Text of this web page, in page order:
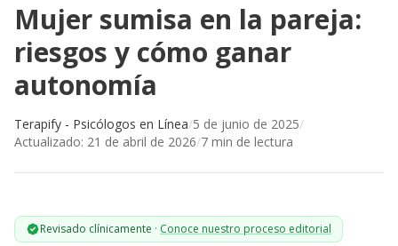
Empresas
Preguntas frecuentes
Blog
Mujer sumisa en la pareja:
riesgos y cómo ganar
autonomía
Terapify - Psicólogos en Línea/5 de junio de 2025/
Actualizado: 21 de abril de 2026/7 min de lectura
Revisado clínicamente · Conoce nuestro proceso editorial